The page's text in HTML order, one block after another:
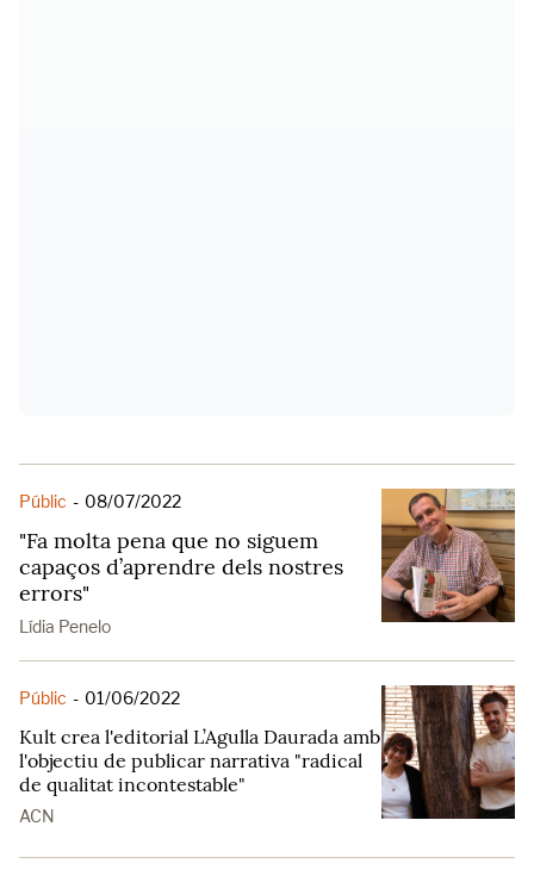
Públic - 08/07/2022
"Fa molta pena que no siguem
capaços d’aprendre dels nostres
errors"
Lídia Penelo
Públic - 01/06/2022
Kult crea l'editorial L’Agulla Daurada amb
l'objectiu de publicar narrativa "radical
de qualitat incontestable"
ACN